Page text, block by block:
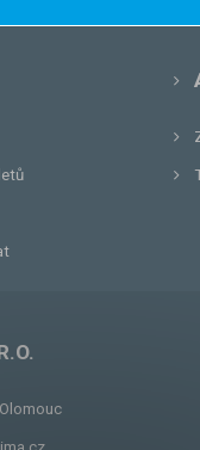
Olomouc